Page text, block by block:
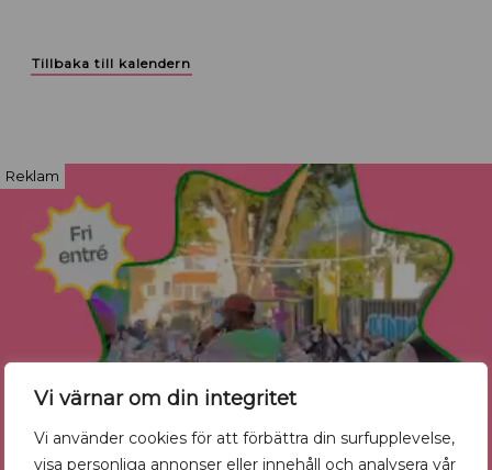
Vi värnar om din integritet
Vi använder cookies för att förbättra din surfupplevelse,
visa personliga annonser eller innehåll och analysera vår
Tillbaka till kalendern
Reklam